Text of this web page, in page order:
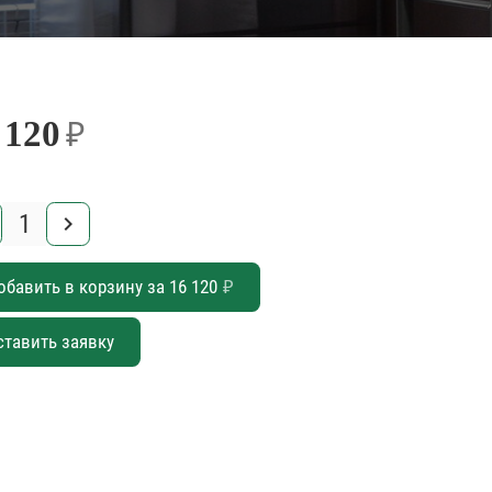
₽
keyboard_arrow_right
в корзину за 16 120 ₽
заявку